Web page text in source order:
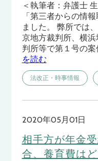
＜執筆者：弁護士
「第三者からの情
ました。 弊所では
京地方裁判所、横
判所等で第１号の
を読む
法改正・時事情報
2020年05月01日
相手方が年金
合、養育費は